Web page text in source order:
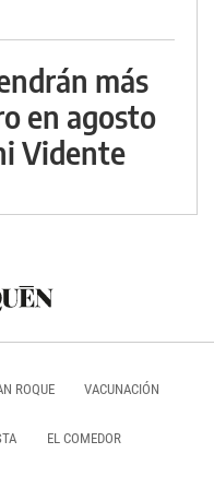
más
en agosto
Vidente
ROQUE VACUNACIÓN
EL COMEDOR